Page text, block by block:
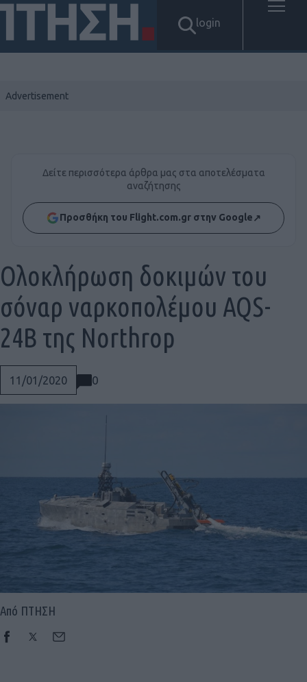
login
Δείτε περισσότερα άρθρα μας στα αποτελέσματα
αναζήτησης
Προσθήκη του Flight.com.gr στην Google↗
11/01/2020 0
Ολοκλήρωση δοκιμών του
σόναρ ναρκοπολέμου AQS-
24B της Northrop
Από ΠΤΗΣΗ